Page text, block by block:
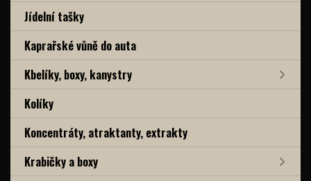
Jídelní tašky
Kaprařské vůně do auta
Kbelíky, boxy, kanystry
Kolíky
Koncentráty, atraktanty, extrakty
Krabičky a boxy